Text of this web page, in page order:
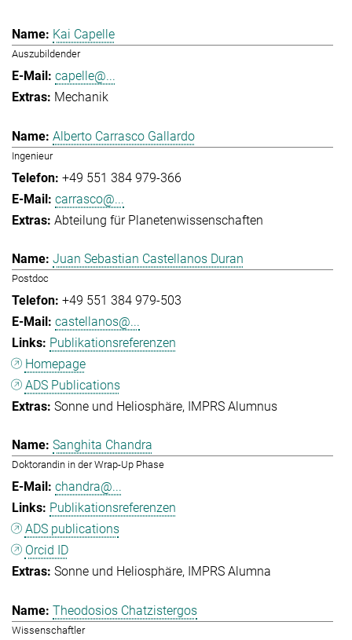
Kai Capelle
Auszubildender
capelle@...
Mechanik
Alberto Carrasco Gallardo
Ingenieur
+49 551 384 979-366
carrasco@...
Abteilung für Planetenwissenschaften
Juan Sebastian Castellanos Duran
Postdoc
+49 551 384 979-503
castellanos@...
Publikationsreferenzen
Homepage
ADS Publications
Sonne und Heliosphäre IMPRS Alumnus
Sanghita Chandra
Doktorandin in der Wrap-Up Phase
chandra@...
Publikationsreferenzen
ADS publications
Orcid ID
Sonne und Heliosphäre
IMPRS Alumna
Theodosios Chatzistergos
Wissenschaftler